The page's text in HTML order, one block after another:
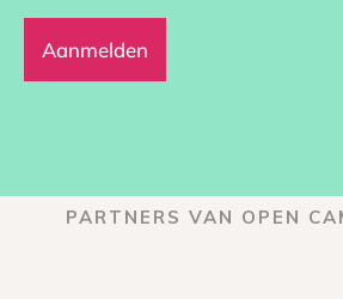
PARTNERS VAN OPEN